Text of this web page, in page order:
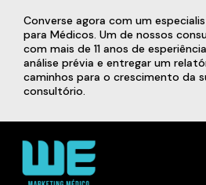
Converse agora com um
para Médicos. Um de nossos
com mais de 11 anos de
análise prévia e entregar um
caminhos para o crescimento da
consultório.